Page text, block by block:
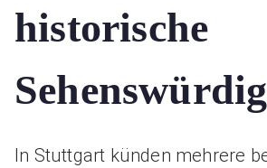
historische
In Stuttgart künden mehrere